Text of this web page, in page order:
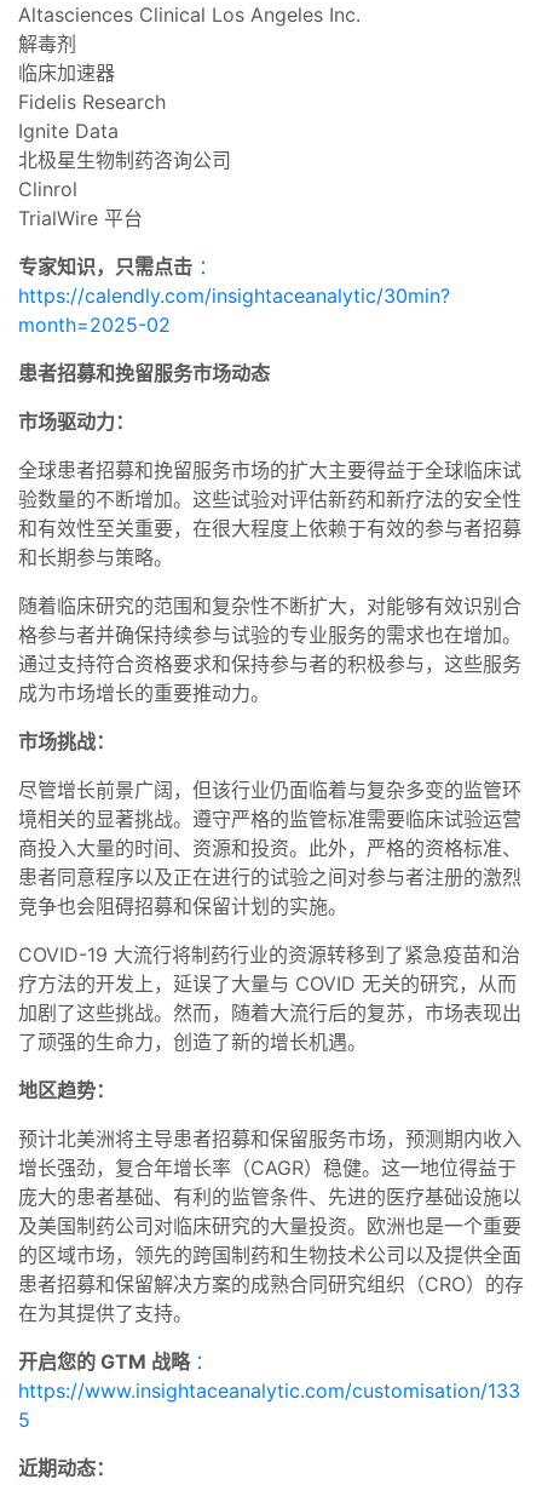
Altasciences Clinical Los Angeles Inc.
解毒剂
临床加速器
Fidelis Research
Ignite Data
北极星生物制药咨询公司
Clinrol
TrialWire 平台
专家知识，只需点击 ：
https://calendly.com/insightaceanalytic/30min?
month=2025-02
患者招募和挽留服务市场动态
市场驱动力：
全球患者招募和挽留服务市场的扩大主要得益于全球临床试
验数量的不断增加。这些试验对评估新药和新疗法的安全性
和有效性至关重要，在很大程度上依赖于有效的参与者招募
和长期参与策略。
随着临床研究的范围和复杂性不断扩大，对能够有效识别合
格参与者并确保持续参与试验的专业服务的需求也在增加。
通过支持符合资格要求和保持参与者的积极参与，这些服务
成为市场增长的重要推动力。
市场挑战：
尽管增长前景广阔，但该行业仍面临着与复杂多变的监管环
境相关的显著挑战。遵守严格的监管标准需要临床试验运营
商投入大量的时间、资源和投资。此外，严格的资格标准、
患者同意程序以及正在进行的试验之间对参与者注册的激烈
竞争也会阻碍招募和保留计划的实施。
COVID-19 大流行将制药行业的资源转移到了紧急疫苗和治
疗方法的开发上，延误了大量与 COVID 无关的研究，从而
加剧了这些挑战。然而，随着大流行后的复苏，市场表现出
了顽强的生命力，创造了新的增长机遇。
地区趋势：
预计北美洲将主导患者招募和保留服务市场，预测期内收入
增长强劲，复合年增长率（CAGR）稳健。这一地位得益于
庞大的患者基础、有利的监管条件、先进的医疗基础设施以
及美国制药公司对临床研究的大量投资。欧洲也是一个重要
的区域市场，领先的跨国制药和生物技术公司以及提供全面
患者招募和保留解决方案的成熟合同研究组织（CRO）的存
在为其提供了支持。
开启您的 GTM 战略 ：
https://www.insightaceanalytic.com/customisation/133
5
近期动态：